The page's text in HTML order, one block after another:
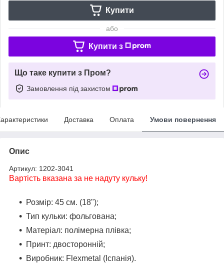
Купити
або
Купити з
Що таке купити з Пром?
Замовлення під захистом
Доставка Оплата Умови повернення
Опис
Артикул: 1202-3041
Вартість вказана за не надуту кульку!
Розмір: 45 см. (18");
Тип кульки: фольгована;
Матеріал: полімерна плівка;
Принт: двосторонній;
Виробник: Flexmetal (Іспанія).